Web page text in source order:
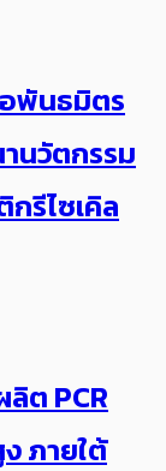
อพันธมิตร
นวัตกรรม
รีไซเคิล
ลิต PCR
ภายใต้